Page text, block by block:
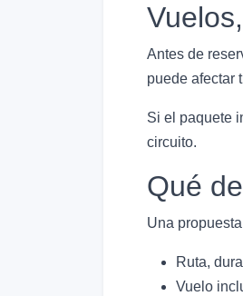
Antes de
puede afectar
Si el paquete
circuito.
Qué
Una
Ruta,
Vuelo